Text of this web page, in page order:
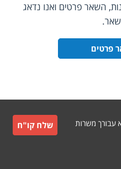
השאר פרטים ואנו נדאג
פרטים
עבורך משרות
שלח קו"ח